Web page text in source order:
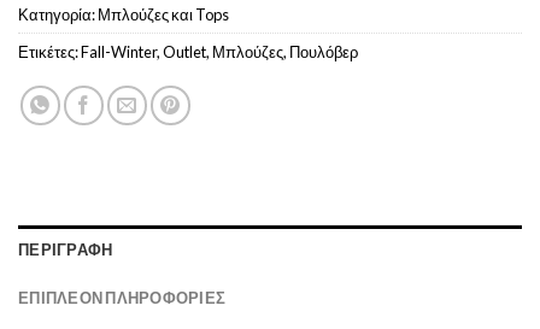
Κατηγορία:Μπλούζες και Tops
Ετικέτες:Fall-Winter,Outlet, Μπλούζες, Πουλόβερ
ΠΕΡΙΓΡΑΦΉ
ΕΠΙΠΛΈΟΝ ΠΛΗΡΟΦΟΡΊΕΣ